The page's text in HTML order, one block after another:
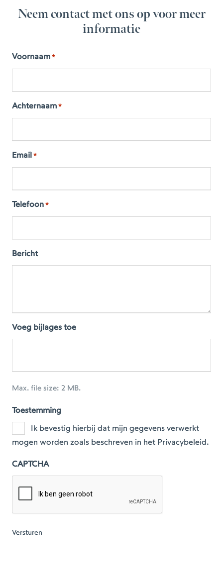
Neem contact met ons op voor meer
informatie
Voornaam *
Achternaam *
Email *
Telefoon *
Bericht
Voeg bijlages toe
Max. file size: 2 MB.
Toestemming
Ik bevestig hierbij dat mijn gegevens verwerkt
mogen worden zoals beschreven in het Privacybeleid.
CAPTCHA